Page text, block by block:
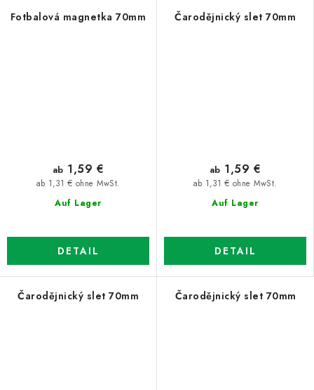
Fotbalová magnetka 70mm
Auf Lager
ab 1,31 € ohne MwSt.
ab 1,59 €
DETAIL
Čarodějnický slet 70mm
Auf Lager
ab 1,31 € ohne MwSt.
ab 1,59 €
DETAIL
Čarodějnický slet 70mm Čarodějnický slet 70mm